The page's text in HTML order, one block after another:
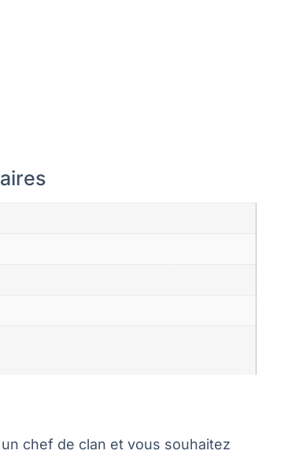
chef de clan et vous souhaitez